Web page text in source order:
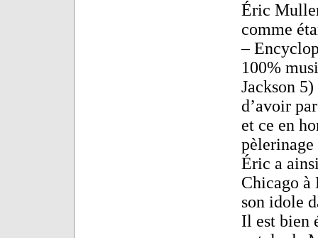
Éric
comme
–
100%
Jackson
d’avoir
et ce en
Éric a
Chicago à
son idole
Il est bien